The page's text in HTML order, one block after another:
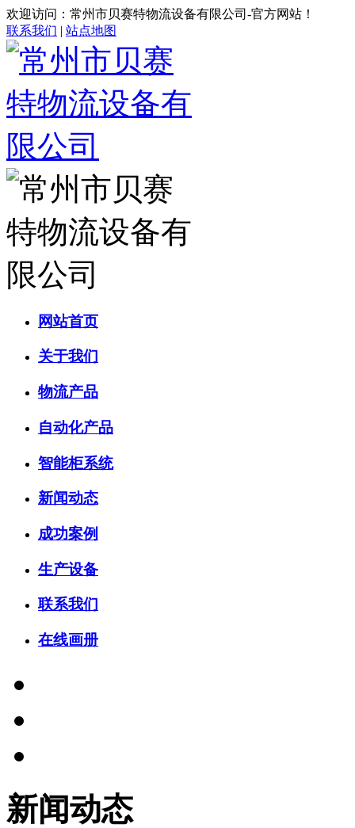
欢迎访问：常州市贝赛特物流设备有限公司-官方网站！
联系我们 | 站点地图
网站首页
关于我们
物流产品
自动化产品
智能柜系统
新闻动态
成功案例
生产设备
联系我们
在线画册
新闻动态